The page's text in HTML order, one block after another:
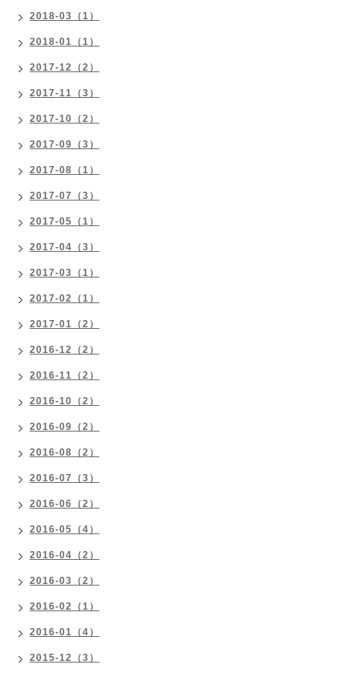
2018-03（1）
2018-01（1）
2017-12（2）
2017-11（3）
2017-10（2）
2017-09（3）
2017-08（1）
2017-07（3）
2017-05（1）
2017-04（3）
2017-03（1）
2017-02（1）
2017-01（2）
2016-12（2）
2016-11（2）
2016-10（2）
2016-09（2）
2016-08（2）
2016-07（3）
2016-06（2）
2016-05（4）
2016-04（2）
2016-03（2）
2016-02（1）
2016-01（4）
2015-12（3）